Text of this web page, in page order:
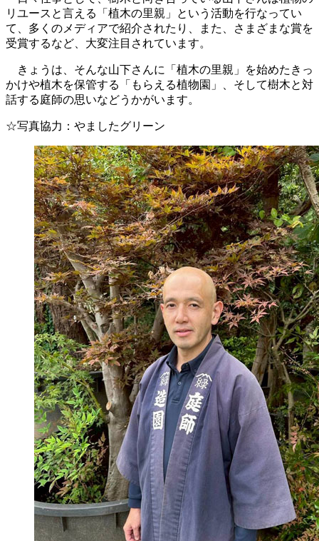
リユースと言える「植木の里親」という活動を行なってい
て、多くのメディアで紹介されたり、また、さまざまな賞を
受賞するなど、大変注目されています。
きょうは、そんな山下さんに「植木の里親」を始めたきっ
かけや植木を保管する「もらえる植物園」、そして樹木と対
話する庭師の思いなどうかがいます。
☆写真協力：やましたグリーン